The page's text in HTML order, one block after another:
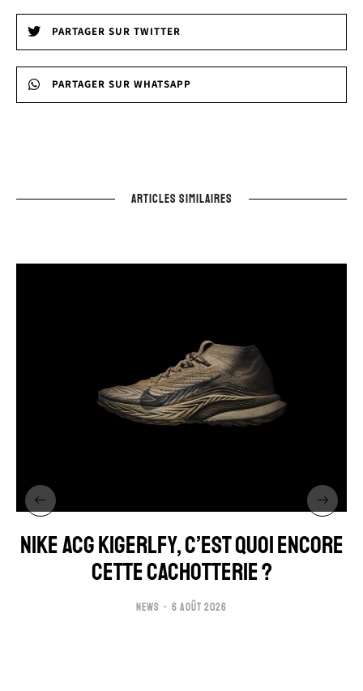
PARTAGER SUR TWITTER
PARTAGER SUR WHATSAPP
ARTICLES SIMILAIRES
NIKE ACG KIGERLFY, C’EST QUOI ENCORE
CETTE CACHOTTERIE ?
NEWS 6 AOÛT 2026